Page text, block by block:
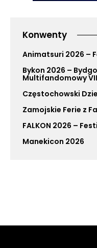
Konwenty
Animatsuri 2026 –
Bykon 2026 –
Multifandomowy
Częstochowski
Zamojskie Ferie z
FALKON 2026 –
Manekicon 2026